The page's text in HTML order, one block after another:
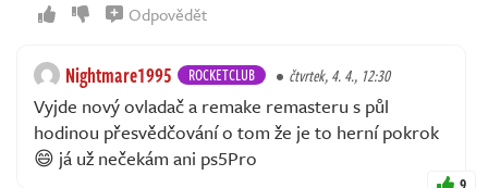
Odpovědět
Nightmare1995 ROCKETCLUB čtvrtek, 4. 4., 12:30
Vyjde nový ovladač a remake remasteru s půl
hodinou přesvědčování o tom že je to herní pokrok
😄 já už nečekám ani ps5Pro